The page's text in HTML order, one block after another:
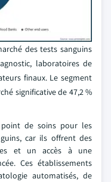
des tests sanguins
laboratoires de
finaux. Le segment
significative de 47,2 %
de soins pour les
car ils offrent des
et un accès à une
Ces établissements
automatisés, de